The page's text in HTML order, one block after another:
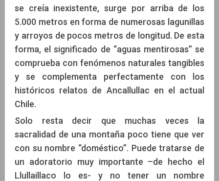
se creía inexistente, surge por arriba de los
5.000 metros en forma de numerosas lagunillas
y arroyos de pocos metros de longitud. De esta
forma, el significado de “aguas mentirosas” se
comprueba con fenómenos naturales tangibles
y se complementa perfectamente con los
históricos relatos de Ancallullac en el actual
Chile.
Solo resta decir que muchas veces la
sacralidad de una montaña poco tiene que ver
con su nombre “doméstico”. Puede tratarse de
un adoratorio muy importante –de hecho el
Llullaillaco lo es- y no tener un nombre